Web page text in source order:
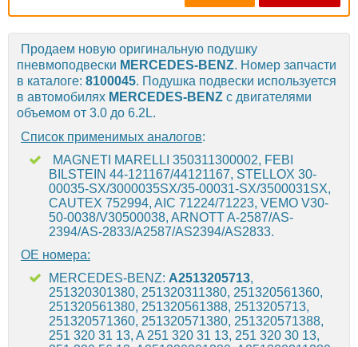
Продаем новую оригинальную подушку
пневмоподвески MERCEDES-BENZ. Номер запчасти
в каталоге: 8100045. Подушка подвески используется
в автомобилях MERCEDES-BENZ с двигателями
объемом от 3.0 до 6.2L.
Список применимых аналогов:
MAGNETI MARELLI 350311300002, FEBI
BILSTEIN 44-121167/44121167, STELLOX 30-
00035-SX/3000035SX/35-00031-SX/3500031SX,
CAUTEX 752994, AIC 71224/71223, VEMO V30-
50-0038/V30500038, ARNOTT A-2587/AS-
2394/AS-2833/A2587/AS2394/AS2833.
OE номера:
MERCEDES-BENZ: A2513205713,
251320301380, 251320311380, 251320561360,
251320561380, 251320561388, 2513205713,
251320571360, 251320571380, 251320571388,
251 320 31 13, A 251 320 31 13, 251 320 30 13,